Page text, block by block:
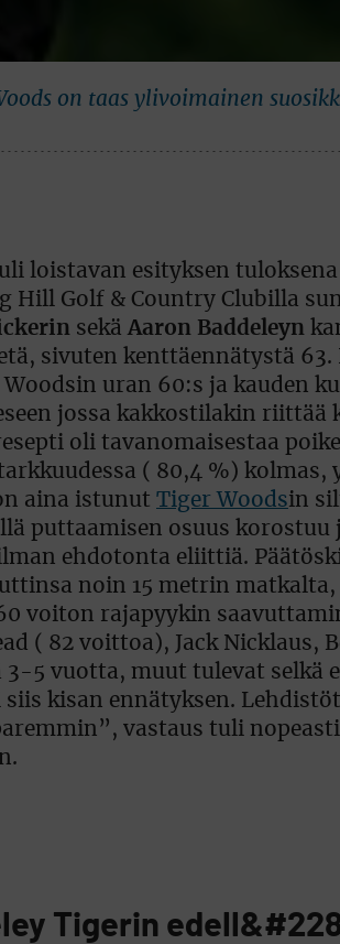
on taas ylivoimainen
loistavan esityksen
Hill Golf & Country Clubilla
sekä Aaron Baddeleyn
sivuten kenttäennätystä
uran 60:s ja kauden
jossa kakkostilakin
oli tavanomaisestaa
( 80,4 %) kolmas,
aina istunut Tiger Woodsin
puttaamisen osuus
ehdotonta eliittiä.
noin 15 metrin matkalta,
voiton rajapyykin
( 82 voittoa), Jack Nicklaus,
5 vuotta, muut tulevat selkä
kisan ennätyksen.
vastaus tuli
Tigerin